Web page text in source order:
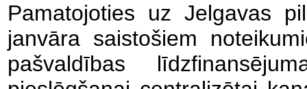
Pamatojoties uz Jelgavas
janvāra saistošiem
pašvaldības